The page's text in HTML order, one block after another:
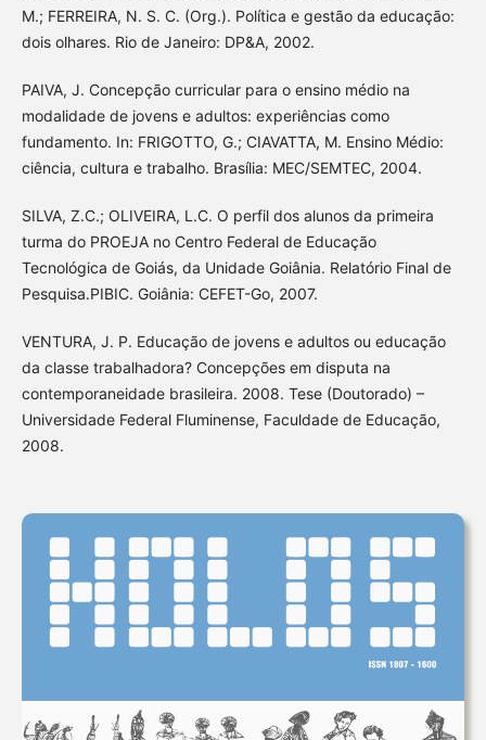
M.; FERREIRA, N. S. C. (Org.). Política e gestão da educação:
dois olhares. Rio de Janeiro: DP&A, 2002.
PAIVA, J. Concepção curricular para o ensino médio na
modalidade de jovens e adultos: experiências como
fundamento. In: FRIGOTTO, G.; CIAVATTA, M. Ensino Médio:
ciência, cultura e trabalho. Brasília: MEC/SEMTEC, 2004.
SILVA, Z.C.; OLIVEIRA, L.C. O perfil dos alunos da primeira
turma do PROEJA no Centro Federal de Educação
Tecnológica de Goiás, da Unidade Goiânia. Relatório Final de
Pesquisa.PIBIC. Goiânia: CEFET-Go, 2007.
VENTURA, J. P. Educação de jovens e adultos ou educação
da classe trabalhadora? Concepções em disputa na
contemporaneidade brasileira. 2008. Tese (Doutorado) –
Universidade Federal Fluminense, Faculdade de Educação,
2008.